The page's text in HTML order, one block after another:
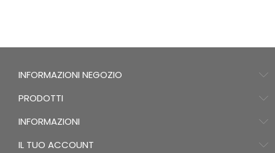
INFORMAZIONI NEGOZIO
PRODOTTI
INFORMAZIONI
IL TUO ACCOUNT